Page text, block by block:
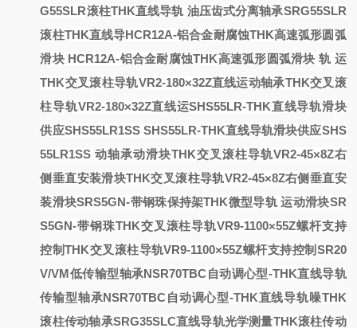
G55SLR滚柱THK直线导轨 油压齿式分离轴承SRG55SLR
滚柱THK直线导HCR12A-铝合金耐腐蚀THK高速弧形圆弧
滑块 HCR12A-铝合金耐腐蚀THK高速弧形圆弧滑块 轨 运
THK交叉滚柱导轨VR2-180×32Z直线运动轴承THK交叉滚
柱导轨VR2-180×32Z直线运SHS55LR-THK直线导轨滑块
供应SHS55LR1SS SHS55LR-THK直线导轨滑块供应SHS
55LR1SS 动轴承动滑块THK交叉滚柱导轨VR2-45×8Z右
侧垂直安装滑块THK交叉滚柱导轨VR2-45×8Z右侧垂直安
装滑块SRS5GN-带钢珠保持架THK微型导轨 运动滑块SR
S5GN-带钢珠THK交叉滚柱导轨VR9-1100×55Z螺杆支持
控制THK交叉滚柱导轨VR9-1100×55Z螺杆支持控制 SR20
V/VM低传输型轴承NSR70TBC自动调心型-THK直线导轨
传输型轴承NSR70TBC自动调心型-THK直线导轨噪THK
滚柱传动轴承SRG35SLC直线导轨光学测量THK滚柱传动